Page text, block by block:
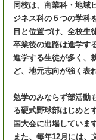
同校は、商業科・地域
ジネス科の５つの学科
目と位置づけ、全校生
卒業後の進路は進学す
進学する生徒が多く、
ど、地元志向が強く表
勉学のみならず部活動
る硬式野球部はじめと
国大会に出場しています
また、毎年12月には、